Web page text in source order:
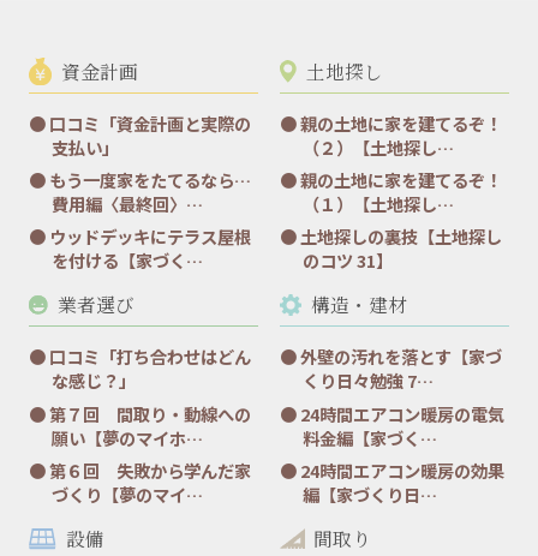
資金計画
口コミ「資金計画と実際の
支払い」
もう一度家をたてるなら…
費用編〈最終回〉…
ウッドデッキにテラス屋根
を付ける【家づく…
土地探し
親の土地に家を建てるぞ！
（２）【土地探し…
親の土地に家を建てるぞ！
（１）【土地探し…
土地探しの裏技【土地探し
のコツ 31】
業者選び
口コミ「打ち合わせはどん
な感じ？」
第７回 間取り・動線への
願い【夢のマイホ…
第６回 失敗から学んだ家
づくり【夢のマイ…
構造・建材
外壁の汚れを落とす【家づ
くり日々勉強 7…
24時間エアコン暖房の電気
料金編【家づく…
24時間エアコン暖房の効果
編【家づくり日…
設備 間取り